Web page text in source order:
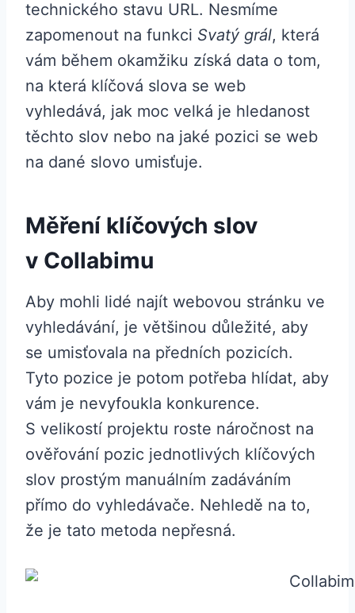
technického stavu URL. Nesmíme
zapomenout na funkci Svatý grál, která
vám během okamžiku získá data o tom,
na která klíčová slova se web
vyhledává, jak moc velká je hledanost
těchto slov nebo na jaké pozici se web
na dané slovo umisťuje.
Měření klíčových slov
v Collabimu
Aby mohli lidé najít webovou stránku ve
vyhledávání, je většinou důležité, aby
se umisťovala na předních pozicích.
Tyto pozice je potom potřeba hlídat, aby
vám je nevyfoukla konkurence.
S velikostí projektu roste náročnost na
ověřování pozic jednotlivých klíčových
slov prostým manuálním zadáváním
přímo do vyhledávače. Nehledě na to,
že je tato metoda nepřesná.